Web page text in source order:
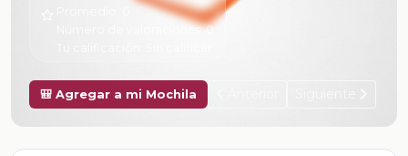
Número de valoraciones:0
🎒 Agregar a mi Mochila